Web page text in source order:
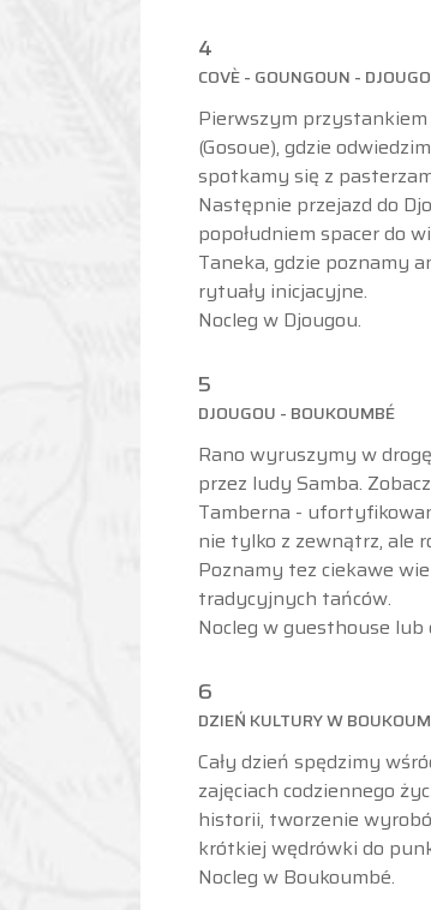
4
COVÈ - GOUNGOUN -
Pierwszym przystankiem
(Gosoue), gdzie
spotkamy się z
Następnie przejazd do
popołudniem spacer do
Taneka, gdzie poznamy
rytuały inicjacyjne.
Nocleg w Djougou.
5
DJOUGOU - BOUKOUMBÉ
Rano wyruszymy w
przez ludy Samba.
Tamberna -
nie tylko z zewnątrz, ale
Poznamy tez ciekawe
tradycyjnych tańców.
Nocleg w guesthouse
6
DZIEŃ KULTURY W
Cały dzień spędzimy
zajęciach codziennego
historii, tworzenie
krótkiej wędrówki do
Nocleg w Boukoumbé.